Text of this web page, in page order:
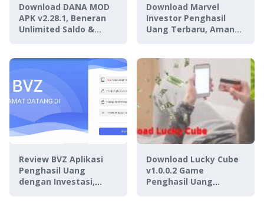
Download DANA MOD
APK v2.28.1, Beneran
Unlimited Saldo &
Download Marvel
Investor Penghasil
Uang Terbaru, Aman
Review BVZ Aplikasi
Penghasil Uang
dengan Investasi,
Download Lucky Cube
v1.0.0.2 Game
Penghasil Uang